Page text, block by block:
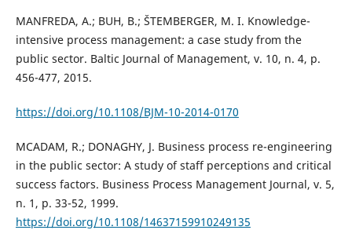
MANFREDA, A.; BUH, B.; ŠTEMBERGER, M. I. Knowledge-
intensive process management: a case study from the
public sector. Baltic Journal of Management, v. 10, n. 4, p.
456-477, 2015.
https://doi.org/10.1108/BJM-10-2014-0170
MCADAM, R.; DONAGHY, J. Business process re-engineering
in the public sector: A study of staff perceptions and critical
success factors. Business Process Management Journal, v. 5,
n. 1, p. 33-52, 1999.
https://doi.org/10.1108/14637159910249135